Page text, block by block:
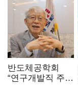
반도체공학회
“연구개발직 주